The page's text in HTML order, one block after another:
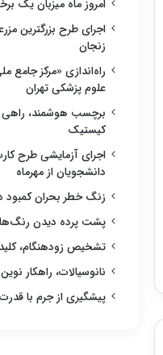
امروز ماه میزبان یک
اجرای طرح بزرگترین
زنجان
راه‌اندازی «مرکز جامع
علوم پزشکی تهران
برچسب هوشمند، راهی
کیستیک
اجرای آزمایشی طرح
دانشجویان از مهرماه
زنگ خطر بحران کمبود دستیاری ۶
پشت پرده دیدن
تشخیص زودهنگام،
نانوسیالات، راهکار
پیشگیری از جرم با